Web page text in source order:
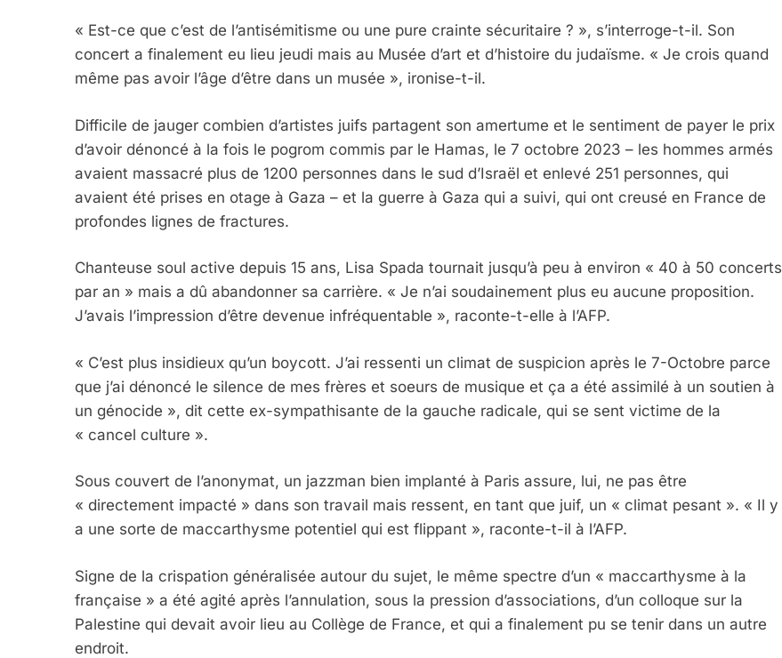
« Est-ce que c’est de l’antisémitisme ou une pure crainte sécuritaire ? », s’interroge-t-il. Son
concert a finalement eu lieu jeudi mais au Musée d’art et d’histoire du judaïsme. « Je crois quand
même pas avoir l’âge d’être dans un musée », ironise-t-il.
Difficile de jauger combien d’artistes juifs partagent son amertume et le sentiment de payer le prix
d’avoir dénoncé à la fois le pogrom commis par le Hamas, le 7 octobre 2023 – les hommes armés
avaient massacré plus de 1200 personnes dans le sud d’Israël et enlevé 251 personnes, qui
avaient été prises en otage à Gaza – et la guerre à Gaza qui a suivi, qui ont creusé en France de
profondes lignes de fractures.
Chanteuse soul active depuis 15 ans, Lisa Spada tournait jusqu’à peu à environ « 40 à 50 concerts
par an » mais a dû abandonner sa carrière. « Je n’ai soudainement plus eu aucune proposition.
J’avais l’impression d’être devenue infréquentable », raconte-t-elle à l’AFP.
« C’est plus insidieux qu’un boycott. J’ai ressenti un climat de suspicion après le 7-Octobre parce
que j’ai dénoncé le silence de mes frères et soeurs de musique et ça a été assimilé à un soutien à
un génocide », dit cette ex-sympathisante de la gauche radicale, qui se sent victime de la
« cancel culture ».
Sous couvert de l’anonymat, un jazzman bien implanté à Paris assure, lui, ne pas être
« directement impacté » dans son travail mais ressent, en tant que juif, un « climat pesant ». « Il y
a une sorte de maccarthysme potentiel qui est flippant », raconte-t-il à l’AFP.
Signe de la crispation généralisée autour du sujet, le même spectre d’un « maccarthysme à la
française » a été agité après l’annulation, sous la pression d’associations, d’un colloque sur la
Palestine qui devait avoir lieu au Collège de France, et qui a finalement pu se tenir dans un autre
endroit.